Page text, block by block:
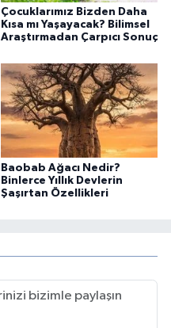
Çocuklarımız Bizden Daha
Kısa mı Yaşayacak? Bilimsel
Araştırmadan Çarpıcı Sonuç
Baobab Ağacı Nedir?
Binlerce Yıllık Devlerin
Şaşırtan Özellikleri